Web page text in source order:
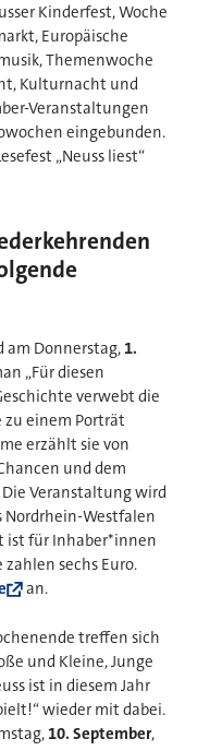
Kinderfest, Woche
Europäische
Themenwoche
Kulturnacht und
Veranstaltungen
eingebunden.
„Neuss liest“
am Donnerstag, 1.
„Für diesen
verwebt die
einem Porträt
erzählt sie von
und dem
Veranstaltung wird
Nordrhein-Westfalen
ist für Inhaber*innen
sechs Euro.
an.
treffen sich
und Kleine, Junge
ist in diesem Jahr
wieder mit dabei.
10. September,